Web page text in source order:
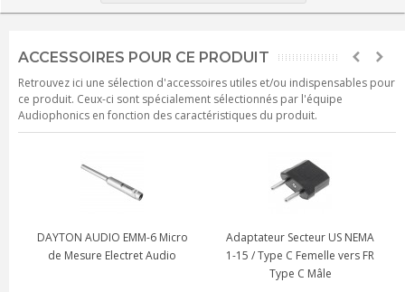
ACCESSOIRES POUR CE PRODUIT
Retrouvez ici une sélection d'accessoires utiles et/ou indispensables pour
ce produit. Ceux-ci sont spécialement sélectionnés par l'équipe
Audiophonics en fonction des caractéristiques du produit.
DAYTON AUDIO EMM-6 Micro
de Mesure Electret Audio
Adaptateur Secteur US NEMA
1-15 / Type C Femelle vers FR
Type C Mâle